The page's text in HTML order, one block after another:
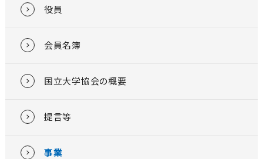
役員
会員名簿
国立大学協会の概要
提言等
事業